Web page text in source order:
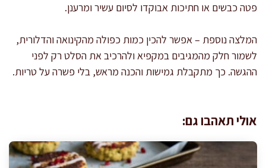
פטה כבשים או חתיכות אבוקדו לסיום עשיר ומרענן.
המלצה נוספת – אפשר להכין כמות כפולה מהקינואה והדלורית,
לשמור חלק מהמגיבים במקפיא ולהרכיב את הסלט רק לפני
ההגשה. כך מתקבלת גמישות והכנה מראש, בלי פשרה על טריות.
אולי תאהבו גם: